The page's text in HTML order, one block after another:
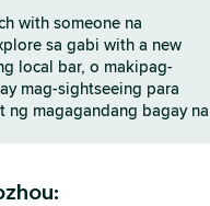
with someone na
sa gabi with a new
local bar, o makipag-
mag-sightseeing para
ng magagandang bagay na